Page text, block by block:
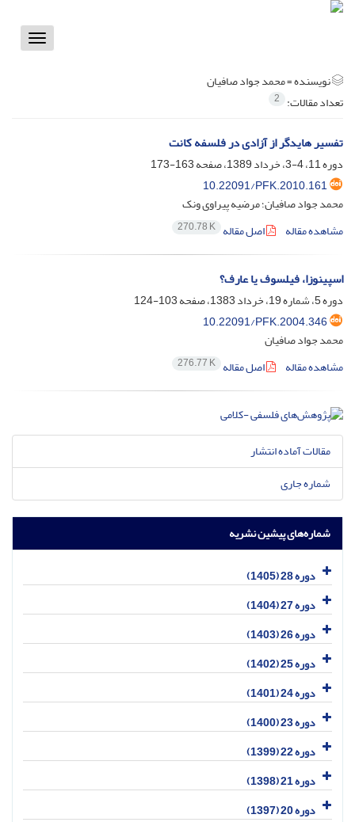
Toggle
نویسنده =محمد جواد صافیان
تعداد مقالات: 2
تفسیر‌ هایدگر از آزادی در فلسفه کانت
دوره 11، 4-3، خرداد 1389، صفحه
163-173
10.22091/PFK.2010.161
محمد جواد صافیان؛ مرضیه پیراوی ونک
مشاهده مقاله
اصل مقاله 270.78 K
اسپینوزا، فیلسوف یا عارف؟
دوره 5، شماره 19، خرداد 1383، صفحه
103-124
10.22091/PFK.2004.346
محمد جواد صافیان
مشاهده مقاله
اصل مقاله 276.77 K
مقالات آماده انتشار
شماره جاری
شماره‌های پیشین نشریه
دوره 28 (1405)
دوره 27 (1404)
دوره 26 (1403)
دوره 25 (1402)
دوره 24 (1401)
دوره 23 (1400)
دوره 22 (1399)
دوره 21 (1398)
دوره 20 (1397)